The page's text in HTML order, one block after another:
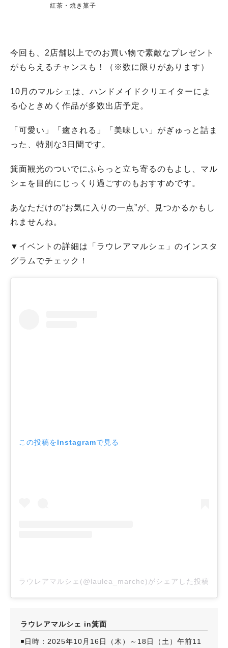
紅茶・焼き菓子
今回も、2店舗以上でのお買い物で素敵なプレゼント
がもらえるチャンスも！（※数に限りがあります）
10月のマルシェは、ハンドメイドクリエイターによ
る心ときめく作品が多数出店予定。
「可愛い」「癒される」「美味しい」がぎゅっと詰ま
った、特別な3日間です。
箕面観光のついでにふらっと立ち寄るのもよし、マル
シェを目的にじっくり過ごすのもおすすめです。
あなただけの“お気に入りの一点”が、見つかるかもし
れませんね。
▼イベントの詳細は「ラウレアマルシェ」のインスタ
グラムでチェック！
この投稿をInstagramで見る
ラウレアマルシェ(@laulea_marche)がシェアした投稿
ラウレアマルシェ in箕面
◾️日時：2025年10月16日（木）～18日（土）午前11